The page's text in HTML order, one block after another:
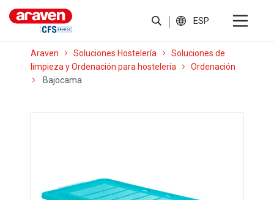
ESP
Araven Soluciones Hostelería
Soluciones de
limpieza y Ordenación para hostelería
Ordenación
Bajocama